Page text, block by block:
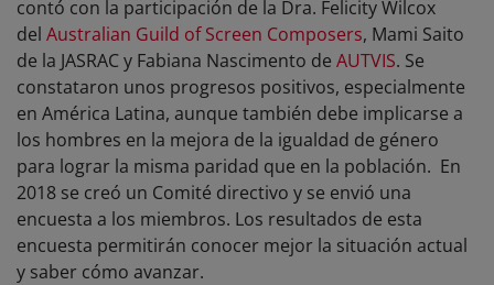
contó con la participación de la Dra. Felicity Wilcox
del Australian Guild of Screen Composers, Mami Saito
de la JASRAC y Fabiana Nascimento de AUTVIS. Se
constataron unos progresos positivos, especialmente
en América Latina, aunque también debe implicarse a
los hombres en la mejora de la igualdad de género
para lograr la misma paridad que en la población. En
2018 se creó un Comité directivo y se envió una
encuesta a los miembros. Los resultados de esta
encuesta permitirán conocer mejor la situación actual
y saber cómo avanzar.